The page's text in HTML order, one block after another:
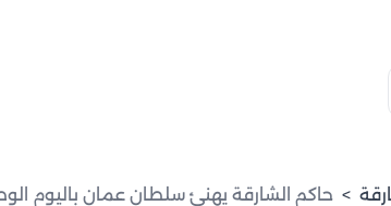
> حاكم الشارقة يهنئ سلطان عمان باليوم